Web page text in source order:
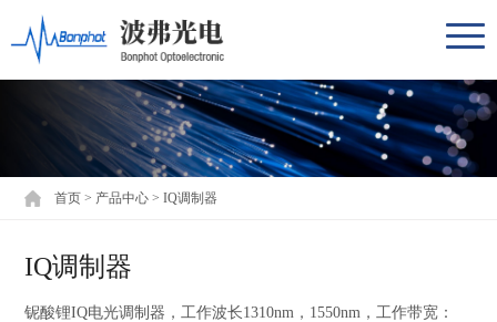
首页 > 产品中心 >IQ调制器
IQ调制器
铌酸锂IQ电光调制器，工作波长1310nm，1550nm，工作带宽：